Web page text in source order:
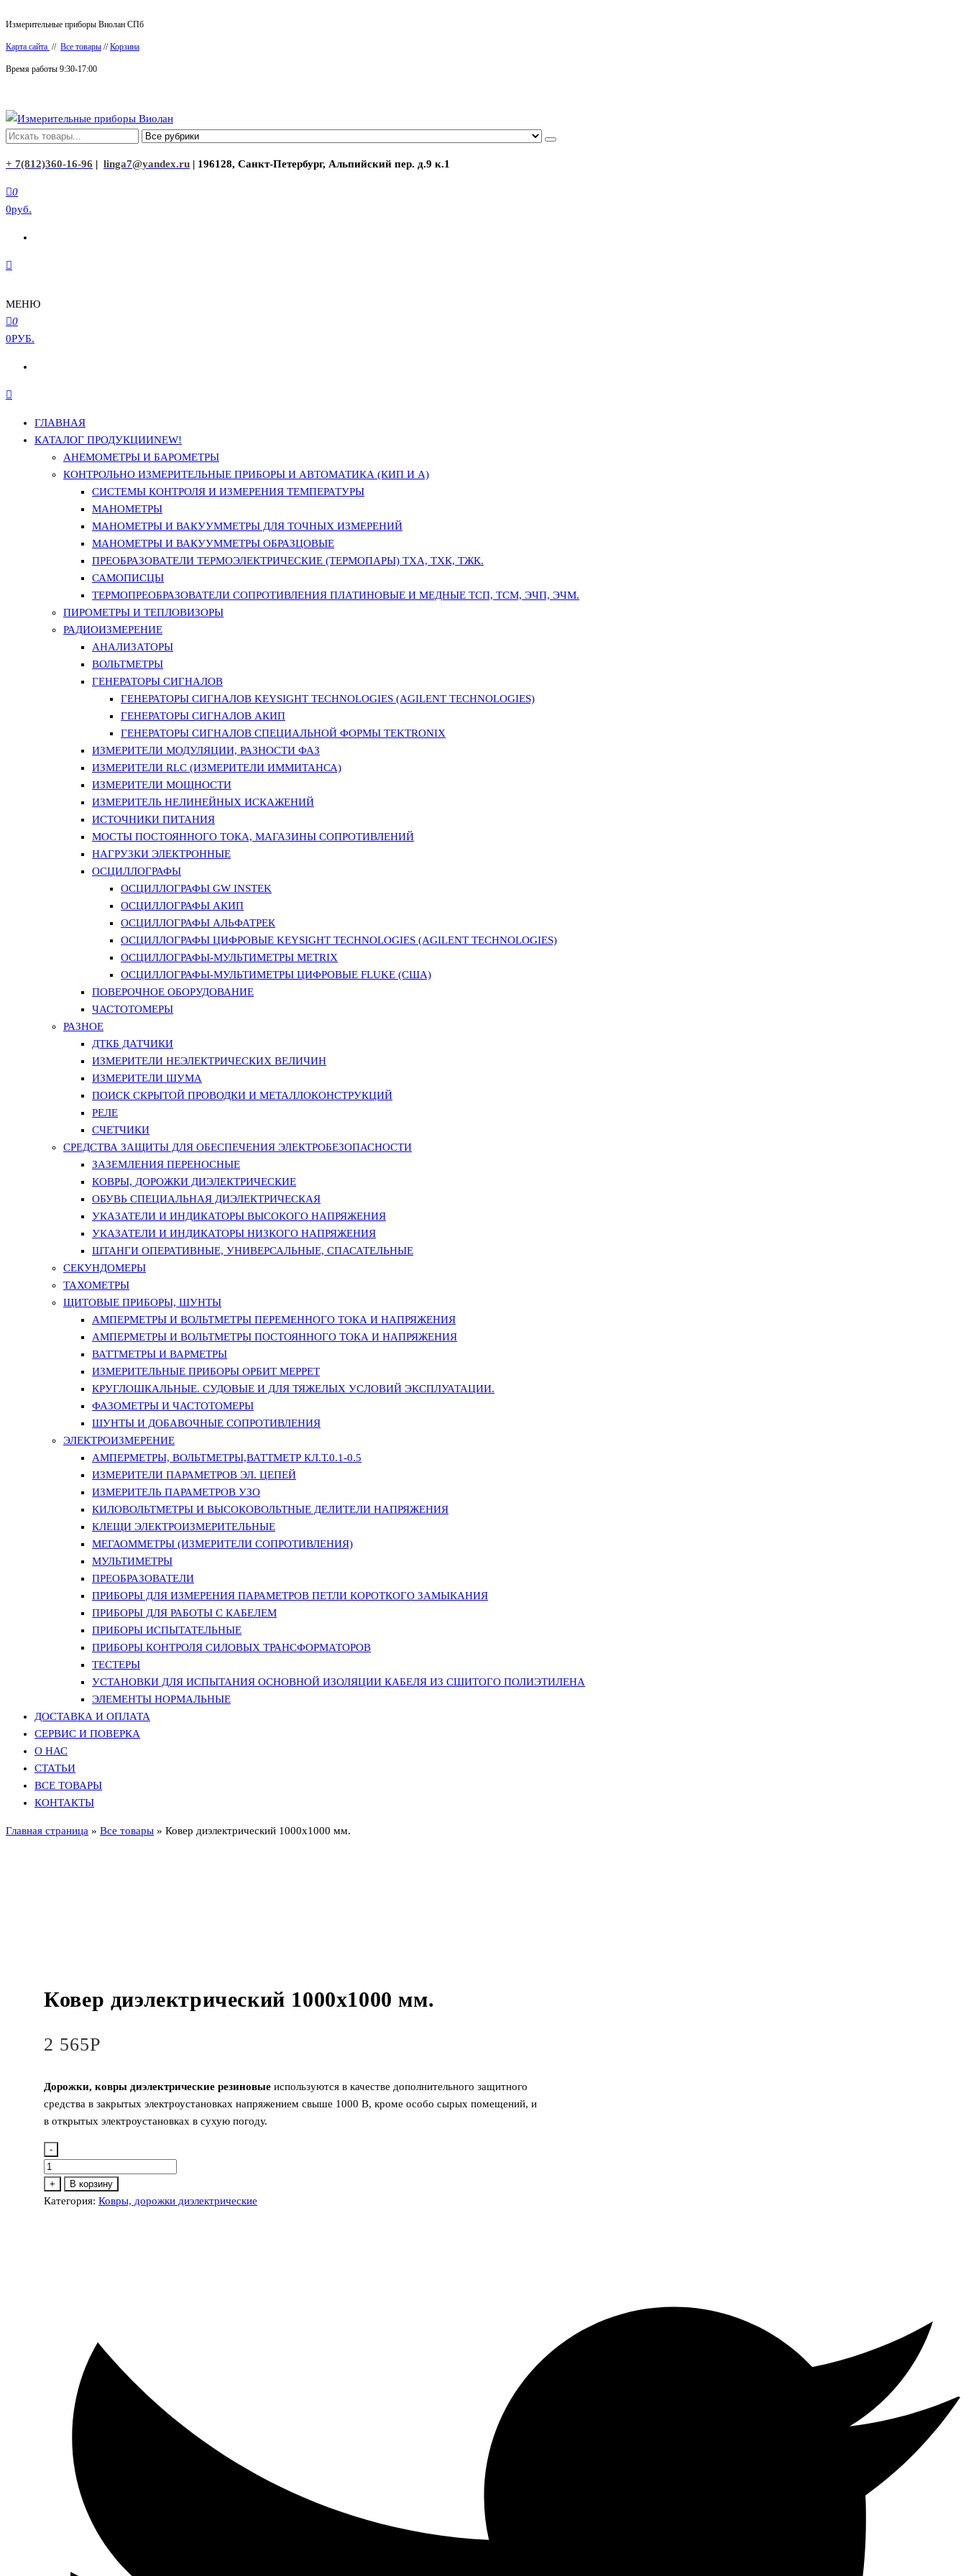
к
содержимому
Измерительные приборы Виолан СПб
Карта сайта // Все товары //Корзина
Время работы 9:30-17:00
Измерительные приборы Виолан
+ 7(812)360-16-96 | linga7@yandex.ru | 196128, Санкт-Петербург, Альпийский пер. д.9 к.1
0
0руб.
МЕНЮ
0
0РУБ.
ГЛАВНАЯ
КАТАЛОГ ПРОДУКЦИИNEW!
АНЕМОМЕТРЫ И БАРОМЕТРЫ
КОНТРОЛЬНО ИЗМЕРИТЕЛЬНЫЕ ПРИБОРЫ И АВТОМАТИКА (КИП И А)
СИСТЕМЫ КОНТРОЛЯ И ИЗМЕРЕНИЯ ТЕМПЕРАТУРЫ
МАНОМЕТРЫ
МАНОМЕТРЫ И ВАКУУММЕТРЫ ДЛЯ ТОЧНЫХ ИЗМЕРЕНИЙ
МАНОМЕТРЫ И ВАКУУММЕТРЫ ОБРАЗЦОВЫЕ
ПРЕОБРАЗОВАТЕЛИ ТЕРМОЭЛЕКТРИЧЕСКИЕ (ТЕРМОПАРЫ) ТХА, ТХК, ТЖК.
САМОПИСЦЫ
ТЕРМОПРЕОБРАЗОВАТЕЛИ СОПРОТИВЛЕНИЯ ПЛАТИНОВЫЕ И МЕДНЫЕ ТСП, ТСМ, ЭЧП, ЭЧМ.
ПИРОМЕТРЫ И ТЕПЛОВИЗОРЫ
РАДИОИЗМЕРЕНИЕ
АНАЛИЗАТОРЫ
ВОЛЬТМЕТРЫ
ГЕНЕРАТОРЫ СИГНАЛОВ
ГЕНЕРАТОРЫ СИГНАЛОВ KEYSIGHT TECHNOLOGIES (AGILENT TECHNOLOGIES)
ГЕНЕРАТОРЫ СИГНАЛОВ АКИП
ГЕНЕРАТОРЫ СИГНАЛОВ СПЕЦИАЛЬНОЙ ФОРМЫ TEKTRONIX
ИЗМЕРИТЕЛИ МОДУЛЯЦИИ, РАЗНОСТИ ФАЗ
ИЗМЕРИТЕЛИ RLC (ИЗМЕРИТЕЛИ ИММИТАНСА)
ИЗМЕРИТЕЛИ МОЩНОСТИ
ИЗМЕРИТЕЛЬ НЕЛИНЕЙНЫХ ИСКАЖЕНИЙ
ИСТОЧНИКИ ПИТАНИЯ
МОСТЫ ПОСТОЯННОГО ТОКА, МАГАЗИНЫ СОПРОТИВЛЕНИЙ
НАГРУЗКИ ЭЛЕКТРОННЫЕ
ОСЦИЛЛОГРАФЫ
ОСЦИЛЛОГРАФЫ GW INSTEK
ОСЦИЛЛОГРАФЫ АКИП
ОСЦИЛЛОГРАФЫ АЛЬФАТРЕК
ОСЦИЛЛОГРАФЫ ЦИФРОВЫЕ KEYSIGHT TECHNOLOGIES (AGILENT TECHNOLOGIES)
ОСЦИЛЛОГРАФЫ-МУЛЬТИМЕТРЫ METRIX
ОСЦИЛЛОГРАФЫ-МУЛЬТИМЕТРЫ ЦИФРОВЫЕ FLUKE (США)
ПОВЕРОЧНОЕ ОБОРУДОВАНИЕ
ЧАСТОТОМЕРЫ
РАЗНОЕ
ДТКБ ДАТЧИКИ
ИЗМЕРИТЕЛИ НЕЭЛЕКТРИЧЕСКИХ ВЕЛИЧИН
ИЗМЕРИТЕЛИ ШУМА
ПОИСК СКРЫТОЙ ПРОВОДКИ И МЕТАЛЛОКОНСТРУКЦИЙ
РЕЛЕ
СЧЕТЧИКИ
СРЕДСТВА ЗАЩИТЫ ДЛЯ ОБЕСПЕЧЕНИЯ ЭЛЕКТРОБЕЗОПАСНОСТИ
ЗАЗЕМЛЕНИЯ ПЕРЕНОСНЫЕ
КОВРЫ, ДОРОЖКИ ДИЭЛЕКТРИЧЕСКИЕ
ОБУВЬ СПЕЦИАЛЬНАЯ ДИЭЛЕКТРИЧЕСКАЯ
УКАЗАТЕЛИ И ИНДИКАТОРЫ ВЫСОКОГО НАПРЯЖЕНИЯ
УКАЗАТЕЛИ И ИНДИКАТОРЫ НИЗКОГО НАПРЯЖЕНИЯ
ШТАНГИ ОПЕРАТИВНЫЕ, УНИВЕРСАЛЬНЫЕ, СПАСАТЕЛЬНЫЕ
СЕКУНДОМЕРЫ
ТАХОМЕТРЫ
ЩИТОВЫЕ ПРИБОРЫ, ШУНТЫ
АМПЕРМЕТРЫ И ВОЛЬТМЕТРЫ ПЕРЕМЕННОГО ТОКА И НАПРЯЖЕНИЯ
АМПЕРМЕТРЫ И ВОЛЬТМЕТРЫ ПОСТОЯННОГО ТОКА И НАПРЯЖЕНИЯ
ВАТТМЕТРЫ И ВАРМЕТРЫ
ИЗМЕРИТЕЛЬНЫЕ ПРИБОРЫ ОРБИТ МЕРРЕТ
КРУГЛОШКАЛЬНЫЕ. СУДОВЫЕ И ДЛЯ ТЯЖЕЛЫХ УСЛОВИЙ ЭКСПЛУАТАЦИИ.
ФАЗОМЕТРЫ И ЧАСТОТОМЕРЫ
ШУНТЫ И ДОБАВОЧНЫЕ СОПРОТИВЛЕНИЯ
ЭЛЕКТРОИЗМЕРЕНИЕ
АМПЕРМЕТРЫ, ВОЛЬТМЕТРЫ,ВАТТМЕТР КЛ.Т.0.1-0.5
ИЗМЕРИТЕЛИ ПАРАМЕТРОВ ЭЛ. ЦЕПЕЙ
ИЗМЕРИТЕЛЬ ПАРАМЕТРОВ УЗО
КИЛОВОЛЬТМЕТРЫ И ВЫСОКОВОЛЬТНЫЕ ДЕЛИТЕЛИ НАПРЯЖЕНИЯ
КЛЕЩИ ЭЛЕКТРОИЗМЕРИТЕЛЬНЫЕ
МЕГАОММЕТРЫ (ИЗМЕРИТЕЛИ СОПРОТИВЛЕНИЯ)
МУЛЬТИМЕТРЫ
ПРЕОБРАЗОВАТЕЛИ
ПРИБОРЫ ДЛЯ ИЗМЕРЕНИЯ ПАРАМЕТРОВ ПЕТЛИ КОРОТКОГО ЗАМЫКАНИЯ
ПРИБОРЫ ДЛЯ РАБОТЫ С КАБЕЛЕМ
ПРИБОРЫ ИСПЫТАТЕЛЬНЫЕ
ПРИБОРЫ КОНТРОЛЯ СИЛОВЫХ ТРАНСФОРМАТОРОВ
ТЕСТЕРЫ
УСТАНОВКИ ДЛЯ ИСПЫТАНИЯ ОСНОВНОЙ ИЗОЛЯЦИИ КАБЕЛЯ ИЗ СШИТОГО ПОЛИЭТИЛЕНА
ЭЛЕМЕНТЫ НОРМАЛЬНЫЕ
ДОСТАВКА И ОПЛАТА
СЕРВИС И ПОВЕРКА
О НАС
СТАТЬИ
ВСЕ ТОВАРЫ
КОНТАКТЫ
Главная страница » Все товары » Ковер диэлектрический 1000х1000 мм.
Ковер диэлектрический 1000х1000 мм.
2 565Р
Дорожки, ковры диэлектрические резиновыеиспользуются в качестве дополнительного защитного
средства в закрытых электроустановках напряжением свыше 1000 В, кроме особо сырых помещений, и
в открытых электроустановках в сухую погоду.
-
Количество
товара
Ковер
+ В корзину
Категория:Ковры, дорожки диэлектрические